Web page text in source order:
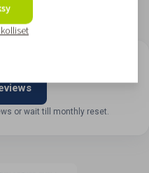
or wait till monthly reset.